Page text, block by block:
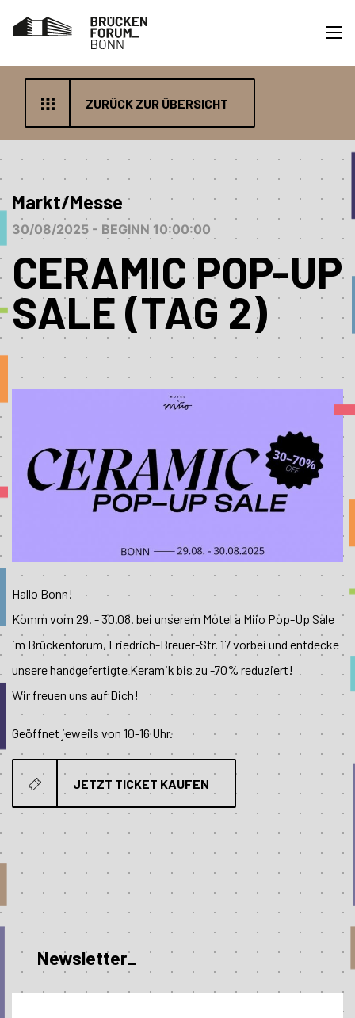
ZURÜCK ZUR ÜBERSICHT
Markt/Messe
30/08/2025 - BEGINN 10:00:00
CERAMIC POP-UP
SALE (TAG 2)
Hallo Bonn!
Komm vom 29. - 30.08. bei unserem Motel a Miio Pop-Up Sale
im Brückenforum, Friedrich-Breuer-Str. 17 vorbei und entdecke
unsere handgefertigte Keramik bis zu -70% reduziert!
Wir freuen uns auf Dich!
Geöffnet jeweils von 10-16 Uhr.
JETZT TICKET KAUFEN
Newsletter_